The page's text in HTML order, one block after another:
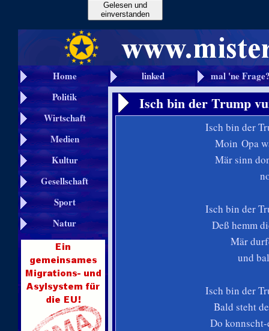
Gelesen und
einverstanden
Home linked
mal 'ne
Politik
Wirtschaft
Medien
Kultur
Gesellschaft
Sport
Natur
Isch bin der Trump
Isch bin der
Moin Opa
Mär sinn
Isch bin der
Deß hemm
Mär
und
Isch bin der
Bald steht
Do konnscht-